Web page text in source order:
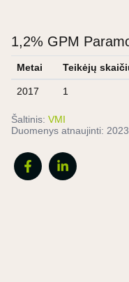
1,2% GPM
Metai Teikėjų
2017 1
Šaltinis: VMI
Duomenys atnaujinti: